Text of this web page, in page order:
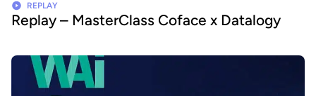
REPLAY
Replay – MasterClass Coface x Datalogy